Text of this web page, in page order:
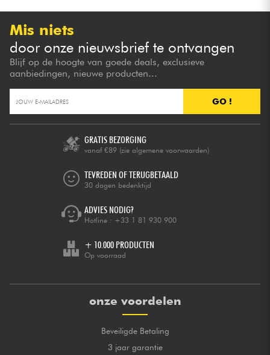
Mis niets
door onze nieuwsbrief te ontvangen
Blijf op de hoogte van goede deals, exclusieve
aanbiedingen, nieuwe producten...
GO !
GRATIS BEZORGING
vanaf €89 (zie algemene voorwaarden)
TEVREDEN OF TERUGBETAALD
30 dagen bedenktijd
ADVIES NODIG?
Hotline : +33 1 81 930 900
+ 10.000 PRODUCTEN
Op voorraad
onze voordelen
Beveiligde Betaling
3 jaar garantie